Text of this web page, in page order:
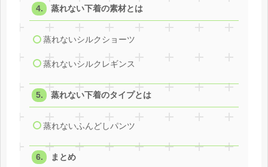
蒸れない下着の素材とは
蒸れないシルクショーツ
蒸れないシルクレギンス
蒸れない下着のタイプとは
蒸れないふんどしパンツ
まとめ